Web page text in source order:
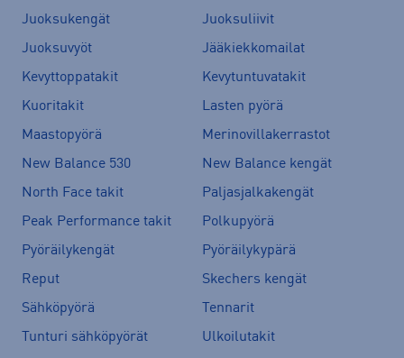
Juoksukengät
Juoksuliivit
Juoksuvyöt
Jääkiekkomailat
Kevyttoppatakit
Kevytuntuvatakit
Kuoritakit
Lasten pyörä
Maastopyörä
Merinovillakerrastot
New Balance 530
New Balance kengät
North Face takit
Paljasjalkakengät
Peak Performance takit
Polkupyörä
Pyöräilykengät
Pyöräilykypärä
Reput
Skechers kengät
Sähköpyörä
Tennarit
Tunturi sähköpyörät
Ulkoilutakit